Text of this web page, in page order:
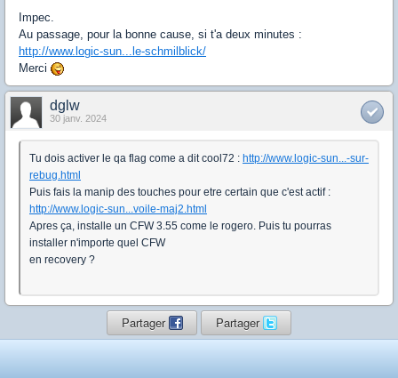
Impec.
Au passage, pour la bonne cause, si t'a deux minutes :
http://www.logic-sun...le-schmilblick/
Merci
dglw
30 janv. 2024
Tu dois activer le qa flag come a dit cool72 : http://www.logic-sun...-sur-
rebug.html
Puis fais la manip des touches pour etre certain que c'est actif :
http://www.logic-sun...voile-maj2.html
Apres ça, installe un CFW 3.55 come le rogero. Puis tu pourras
installer n'importe quel CFW
en recovery ?
Partager Partager